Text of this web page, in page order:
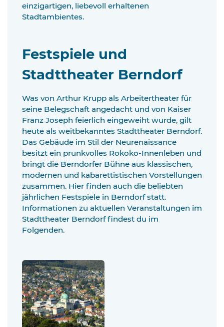
einzigartigen, liebevoll erhaltenen
Stadtambientes.
Festspiele und
Stadttheater Berndorf
Was von Arthur Krupp als Arbeitertheater für
seine Belegschaft angedacht und von Kaiser
Franz Joseph feierlich eingeweiht wurde, gilt
heute als weitbekanntes Stadttheater Berndorf.
Das Gebäude im Stil der Neurenaissance
besitzt ein prunkvolles Rokoko-Innenleben und
bringt die Berndorfer Bühne aus klassischen,
modernen und kabarettistischen Vorstellungen
zusammen. Hier finden auch die beliebten
jährlichen Festspiele in Berndorf statt.
Informationen zu aktuellen Veranstaltungen im
Stadttheater Berndorf findest du im
Folgenden.